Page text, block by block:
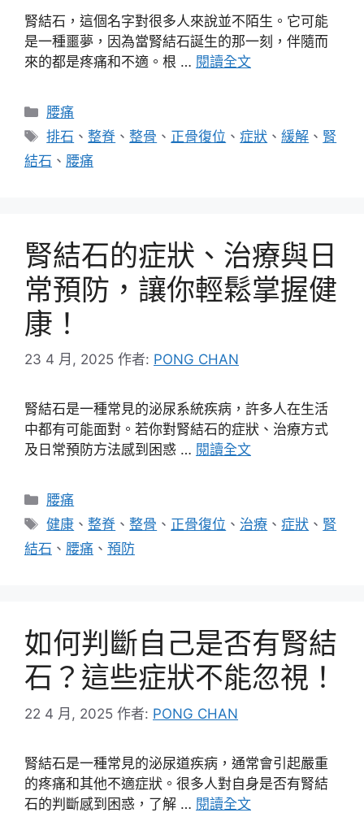
腎結石，這個名字對很多人來說並不陌生。它可能
是一種噩夢，因為當腎結石誕生的那一刻，伴隨而
來的都是疼痛和不適。根 … 閱讀全文
分
類
腰痛
標
籤
排石 、整脊 、整骨 、 正骨復位 、症狀 、緩解 、 腎
結石 、 腰痛
腎結石的症狀、治療與日
常預防，讓你輕鬆掌握健
康！
23 4 月, 2025 作者: PONG CHAN
腎結石是一種常見的泌尿系統疾病，許多人在生活
中都有可能面對。若你對腎結石的症狀、治療方式
及日常預防方法感到困惑 … 閱讀全文
分
類
腰痛
標
籤
健康 、整脊 、整骨 、 正骨復位 、 治療 、症狀 、 腎
結石 、 腰痛 、 預防
如何判斷自己是否有腎結
石？這些症狀不能忽視！
22 4 月, 2025 作者: PONG CHAN
腎結石是一種常見的泌尿道疾病，通常會引起嚴重
的疼痛和其他不適症狀。很多人對自身是否有腎結
石的判斷感到困惑，了解 … 閱讀全文